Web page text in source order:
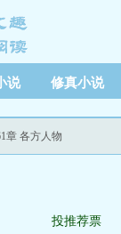
说 修真小说
章 各方人物
投推荐票